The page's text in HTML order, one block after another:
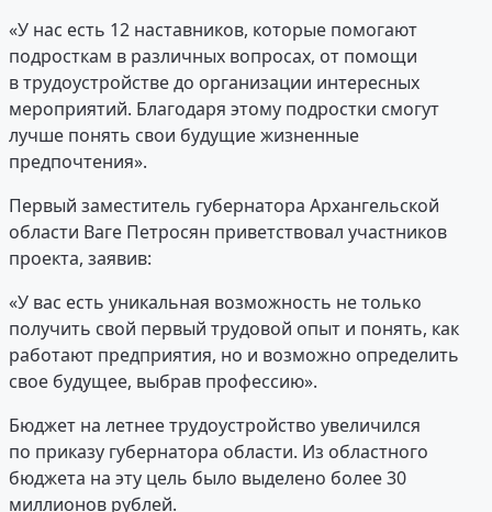
«У нас есть 12 наставников, которые помогают
подросткам в различных вопросах, от помощи
в трудоустройстве до организации интересных
мероприятий. Благодаря этому подростки смогут
лучше понять свои будущие жизненные
предпочтения».
Первый заместитель губернатора Архангельской
области Ваге Петросян приветствовал участников
проекта, заявив:
«У вас есть уникальная возможность не только
получить свой первый трудовой опыт и понять, как
работают предприятия, но и возможно определить
свое будущее, выбрав профессию».
Бюджет на летнее трудоустройство увеличился
по приказу губернатора области. Из областного
бюджета на эту цель было выделено более 30
миллионов рублей.